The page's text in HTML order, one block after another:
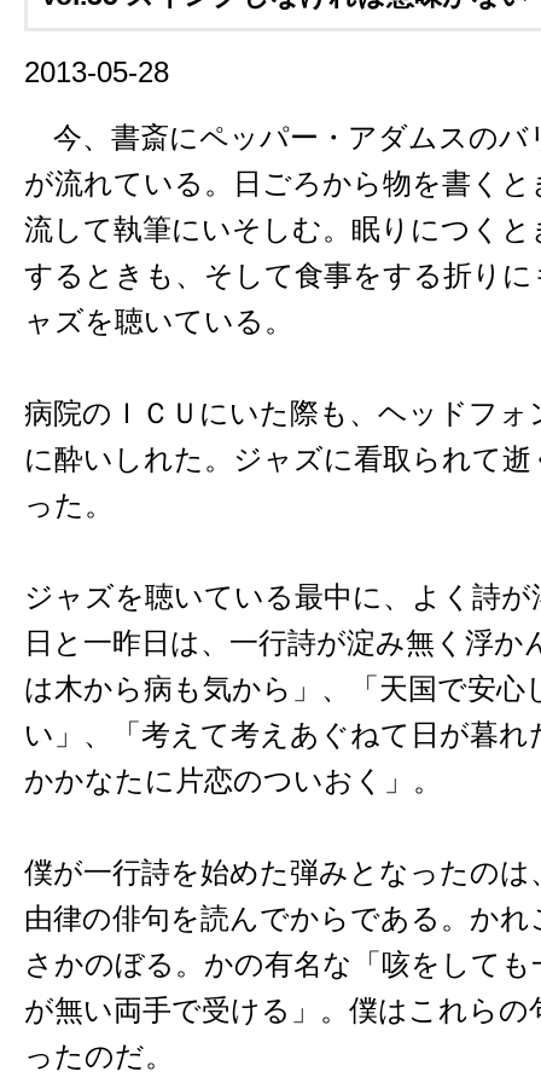
2013-05-28
今、書斎にペッパー・アダムスのバ
が流れている。日ごろから物を書く
流して執筆にいそしむ。眠りにつく
するときも、そして食事をする折り
ャズを聴いている。
病院のＩＣＵにいた際も、ヘッドフ
に酔いしれた。ジャズに看取られて
った。
ジャズを聴いている最中に、よく詩
日と一昨日は、一行詩が淀み無く浮か
は木から病も気から」、「天国で安心
い」、「考えて考えあぐねて日が暮れ
かかなたに片恋のついおく」。
僕が一行詩を始めた弾みとなったのは
由律の俳句を読んでからである。かれ
さかのぼる。かの有名な「咳をして
が無い両手で受ける」。僕はこれら
ったのだ。